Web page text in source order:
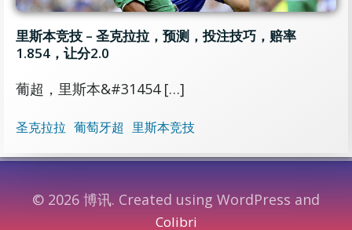
里斯本竞技 – 圣克拉拉，预测，投注技巧，赔率
1.854，让分2.0
葡超，里斯本&#31454 […]
圣克拉拉 葡萄牙超 里斯本竞技
© 2026 博讯. Created using WordPress and
Colibri